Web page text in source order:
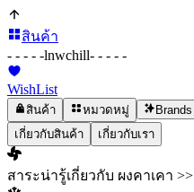
สินค้า
- - - - -lnwchill- - - - -
WishList
สินค้า หมวดหมู่ Brands
เกี่ยวกับสินค้า
เกี่ยวกับเรา
สาระน่ารู้เกี่ยวกับ ผงคาเคา >>